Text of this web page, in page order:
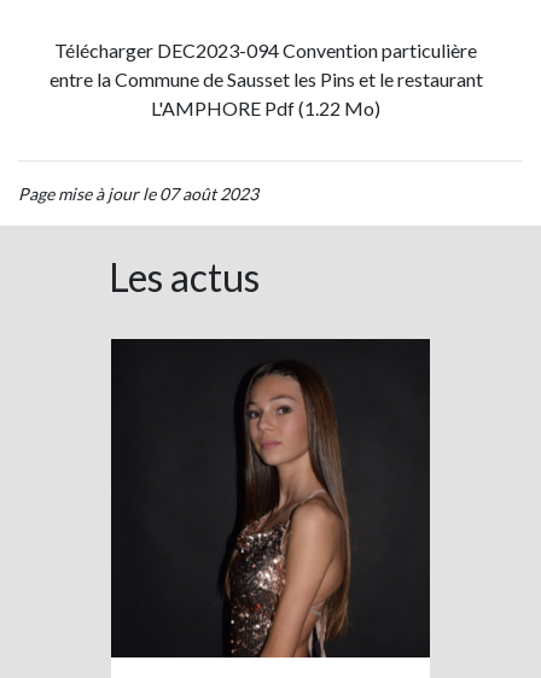
Télécharger DEC2023-094 Convention particulière
entre la Commune de Sausset les Pins et le restaurant
L'AMPHORE Pdf (1.22 Mo)
Page mise à jour le 07 août 2023
Les actus